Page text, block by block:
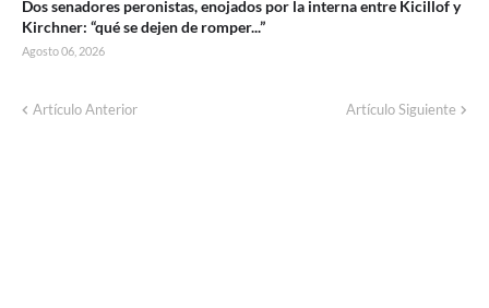
Dos senadores peronistas, enojados por la interna entre Kicillof y
Kirchner: “qué se dejen de romper...”
Agosto 06, 2026
Artículo Anterior Artículo Siguiente